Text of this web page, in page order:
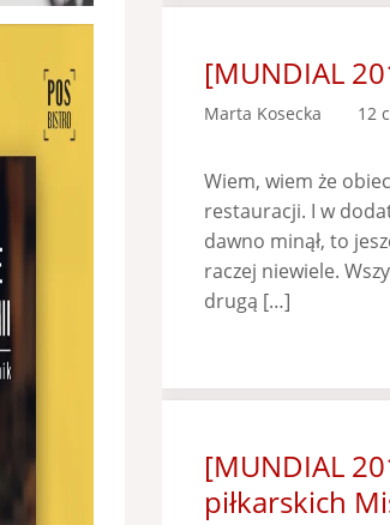
[MUNDIAL
Marta Kosecka 12
Wiem, wiem że
restauracji. I w
dawno minął, to
raczej niewiele.
drugą […]
[MUNDIAL
piłkarskich